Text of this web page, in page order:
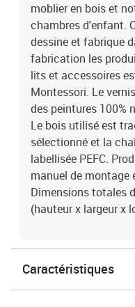
moblier en bois et
chambres d'enfant.
dessine et fabrique
fabrication les
lits et accessoires
Montessori. Le
des peintures 100%
Le bois utilisé est
sélectionné et la
labellisée PEFC.
manuel de montage
Dimensions totales
(hauteur x largeur x
Caractéristiques